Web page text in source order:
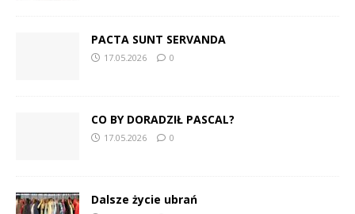
PACTA SUNT SERVANDA
17.05.2026 0
CO BY DORADZIŁ PASCAL?
17.05.2026 0
Dalsze życie ubrań